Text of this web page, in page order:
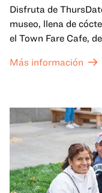
Disfruta de
museo, llena de
el Town Fare Cafe,
fondo, o explora las
adultos!
Más información